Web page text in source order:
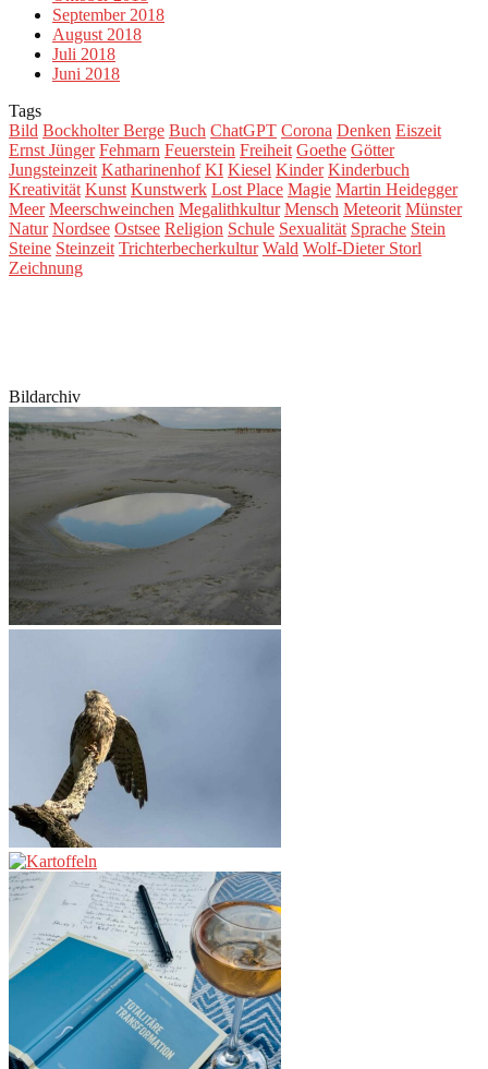
September 2018
August 2018
Juli 2018
Juni 2018
Tags
Bild Bockholter Berge Buch ChatGPT Corona Denken Eiszeit
Ernst Jünger Fehmarn Feuerstein Freiheit Goethe Götter
Jungsteinzeit Katharinenhof KI Kiesel Kinder Kinderbuch
Kreativität Kunst Kunstwerk Lost Place Magie Martin Heidegger
Meer Meerschweinchen Megalithkultur Mensch Meteorit Münster
Natur Nordsee Ostsee Religion Schule Sexualität Sprache Stein
Steine Steinzeit Trichterbecherkultur Wald Wolf-Dieter Storl
Zeichnung
Bildarchiv